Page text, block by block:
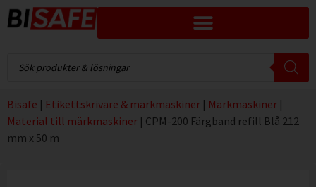
Bisafe | Etikettskrivare & märkmaskiner | Märkmaskiner |
Material till märkmaskiner | CPM-200 Färgband refill Blå 212
mm x 50 m